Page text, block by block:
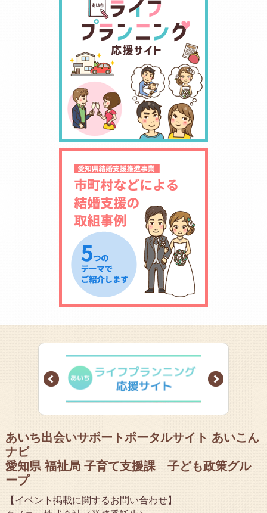
Prev Next
あいち出会いサポートポータルサイト あいこん
ナビ
愛知県 福祉局 子育て支援課 子ども政策グル
ープ
【イベント掲載に関するお問い合わせ】